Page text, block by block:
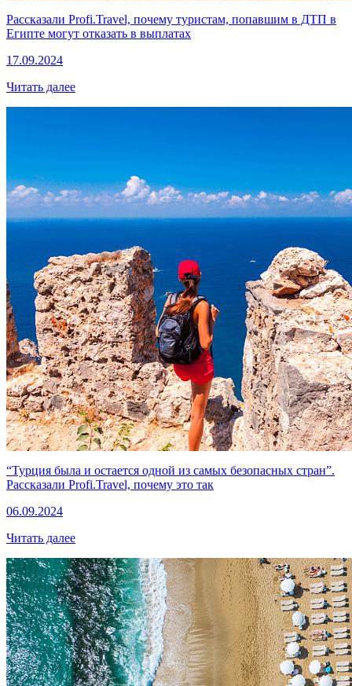
Рассказали Profi.Travel, почему туристам, попавшим в ДТП в
Египте могут отказать в выплатах
17.09.2024
Читать далее
“Турция была и остается одной из самых безопасных стран”.
Рассказали Profi.Travel, почему это так
06.09.2024
Читать далее